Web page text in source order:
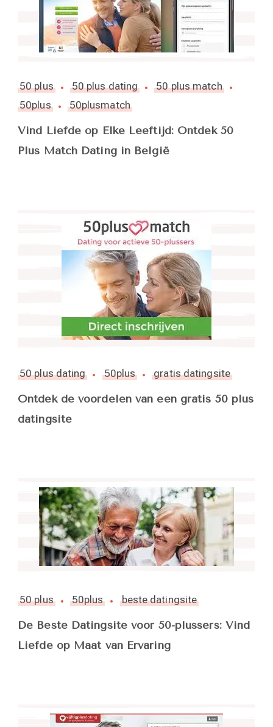
50 plus 50 plus dating
50 plus match
50plus
50plusmatch
Vind Liefde op Elke Leeftijd: Ontdek 50
Plus Match Dating in België
50 plus dating 50plus gratis datingsite
Ontdek de voordelen van een gratis 50 plus
datingsite
50 plus 50plus beste datingsite
De Beste Datingsite voor 50-plussers: Vind
Liefde op Maat van Ervaring